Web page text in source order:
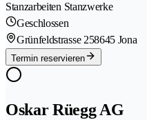
Stanzarbeiten Stanzwerke
Geschlossen
Grünfeldstrasse 258645 Jona
Termin reservieren
Oskar Rüegg AG